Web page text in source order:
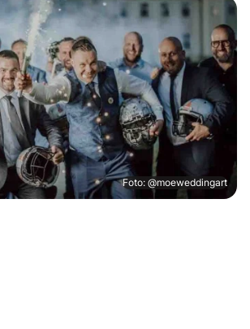
Foto: @moeweddingart